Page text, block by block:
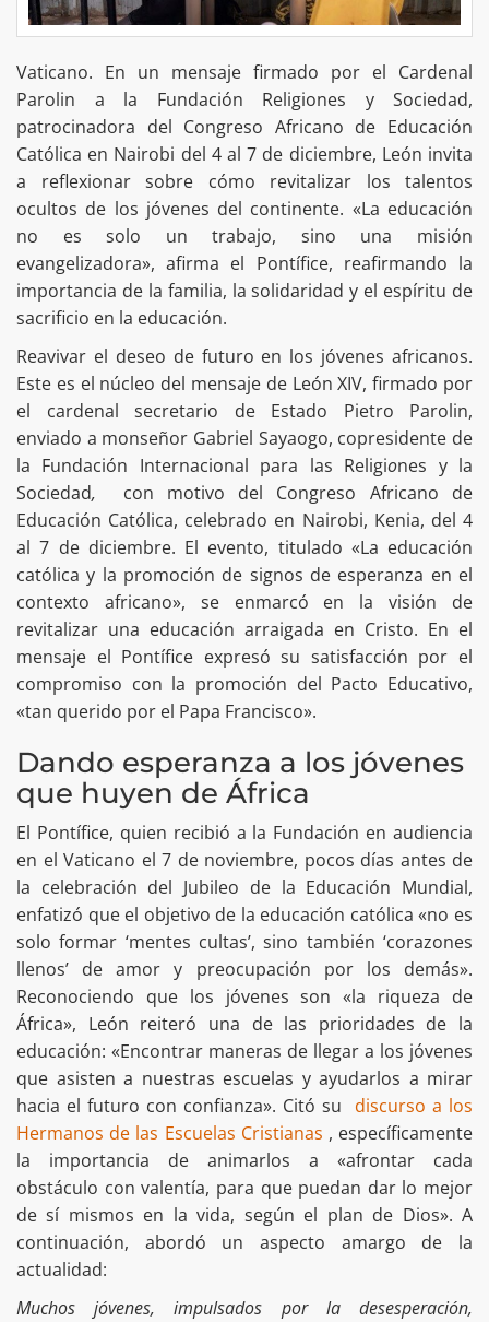
Vaticano. En un mensaje firmado por el Cardenal
Parolin a la Fundación Religiones y Sociedad,
patrocinadora del Congreso Africano de Educación
Católica en Nairobi del 4 al 7 de diciembre, León invita
a reflexionar sobre cómo revitalizar los talentos
ocultos de los jóvenes del continente. «La educación
no es solo un trabajo, sino una misión
evangelizadora», afirma el Pontífice, reafirmando la
importancia de la familia, la solidaridad y el espíritu de
sacrificio en la educación.
Reavivar el deseo de futuro en los jóvenes africanos.
Este es el núcleo del mensaje de León XIV, firmado por
el cardenal secretario de Estado Pietro Parolin,
enviado a monseñor Gabriel Sayaogo, copresidente de
la Fundación Internacional para las Religiones y la
Sociedad, con motivo del Congreso Africano de
Educación Católica, celebrado en Nairobi, Kenia, del 4
al 7 de diciembre. El evento, titulado «La educación
católica y la promoción de signos de esperanza en el
contexto africano», se enmarcó en la visión de
revitalizar una educación arraigada en Cristo. En el
mensaje el Pontífice expresó su satisfacción por el
compromiso con la promoción del Pacto Educativo,
«tan querido por el Papa Francisco».
Dando esperanza a los jóvenes
que huyen de África
El Pontífice, quien recibió a la Fundación en audiencia
en el Vaticano el 7 de noviembre, pocos días antes de
la celebración del Jubileo de la Educación Mundial,
enfatizó que el objetivo de la educación católica «no es
solo formar ‘mentes cultas’, sino también ‘corazones
llenos’ de amor y preocupación por los demás».
Reconociendo que los jóvenes son «la riqueza de
África», León reiteró una de las prioridades de la
educación: «Encontrar maneras de llegar a los jóvenes
que asisten a nuestras escuelas y ayudarlos a mirar
hacia el futuro con confianza». Citó su discurso a los
Hermanos de las Escuelas Cristianas , específicamente
la importancia de animarlos a «afrontar cada
obstáculo con valentía, para que puedan dar lo mejor
de sí mismos en la vida, según el plan de Dios». A
continuación, abordó un aspecto amargo de la
actualidad:
Muchos jóvenes, impulsados ​​por la desesperación,